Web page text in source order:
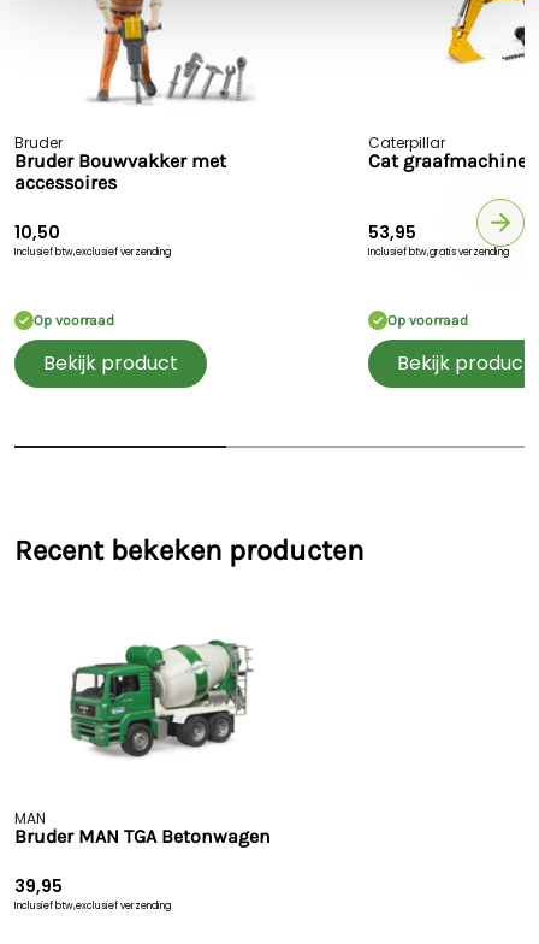
Bruder
Bruder Bouwvakker met
accessoires
10,50
Inclusief btw,exclusief verzending
Op voorraad
Bekijk product
Caterpillar
Cat graafmachine
53,95
Inclusief btw,gratis verzending
Op voorraad
Bekijk product
Recent bekeken producten
MAN
Bruder MAN TGA Betonwagen
39,95
Inclusief btw,exclusief verzending